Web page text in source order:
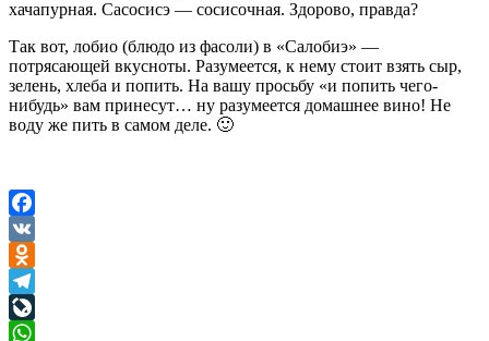
хачапурная. Сасосисэ — сосисочная. Здорово, правда?
Так вот, лобио (блюдо из фасоли) в «Салобиэ» —
потрясающей вкусноты. Разумеется, к нему стоит взять сыр,
зелень, хлеба и попить. На вашу просьбу «и попить чего-
нибудь» вам принесут… ну разумеется домашнее вино! Не
воду же пить в самом деле. 🙂
Facebook
VK
Odnoklassniki
Telegram
LiveJournal